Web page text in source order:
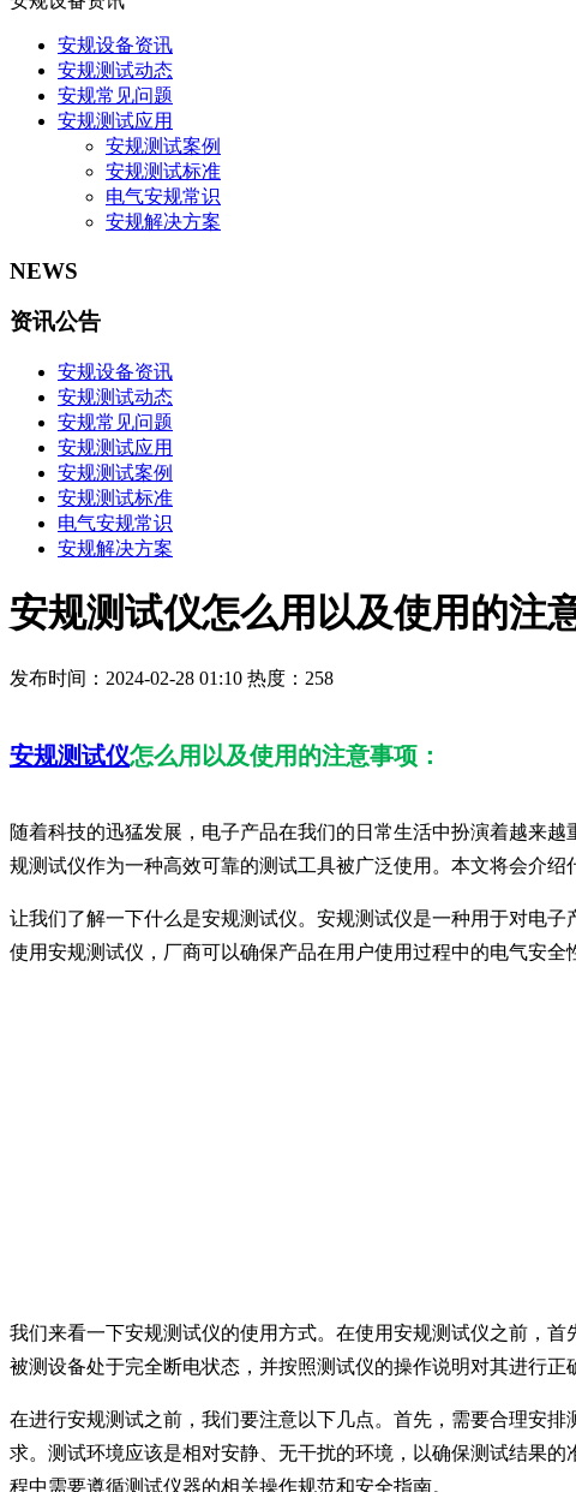
安规设备资讯
安规测试动态
安规常见问题
安规测试应用
安规测试案例
安规测试标准
电气安规常识
安规解决方案
NEWS
资讯公告
安规设备资讯
安规测试动态
安规常见问题
安规测试应用
安规测试案例
安规测试标准
电气安规常识
安规解决方案
安规测试仪怎么用以及使用的注
发布时间：2024-02-28 01:10 热度：258
安规测试仪怎么用以及使用的注意事项：
随着科技的迅猛发展，电子产品在我们的日常生活中扮演着越来
规测试仪作为一种高效可靠的测试工具被广泛使用。本文将会介
让我们了解一下什么是安规测试仪。安规测试仪是一种用于对电子
使用安规测试仪，厂商可以确保产品在用户使用过程中的电气安全
我们来看一下安规测试仪的使用方式。在使用安规测试仪之前，
被测设备处于完全断电状态，并按照测试仪的操作说明对其进行
在进行安规测试之前，我们要注意以下几点。首先，需要合理安
求。测试环境应该是相对安静、无干扰的环境，以确保测试结果
程中需要遵循测试仪器的相关操作规范和安全指南。